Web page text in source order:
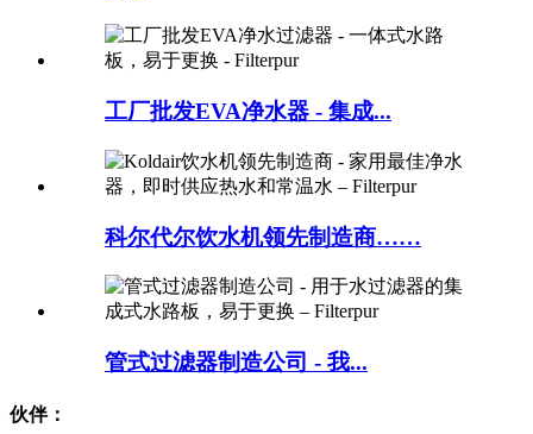
工厂批发EVA净水器 - 集成...
科尔代尔饮水机领先制造商……
管式过滤器制造公司 - 我...
伙伴：